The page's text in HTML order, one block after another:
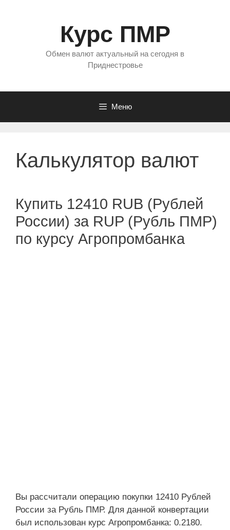
Курс ПМР
Обмен валют актуальный на сегодня в
Приднестровье
Меню
Калькулятор валют
Купить 12410 RUB (Рублей
России) за RUP (Рубль ПМР)
по курсу Агропромбанка
Вы рассчитали операцию покупки 12410 Рублей
России за Рубль ПМР. Для данной конвертации
был использован курс Агропромбанка: 0.2180.